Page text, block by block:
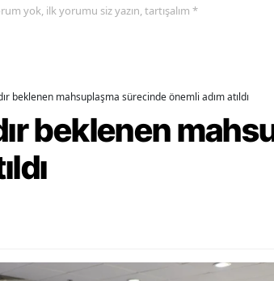
yok, ilk yorumu siz yazın, tartışalım *
beklenen mahsuplaşma sürecinde önemli adım atıldı
beklenen